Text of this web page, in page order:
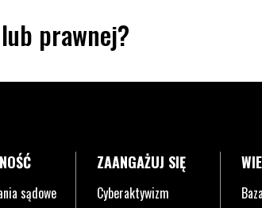
prawnej?
sądowe
ZAANGAŻUJ SIĘ
Cyberaktywizm